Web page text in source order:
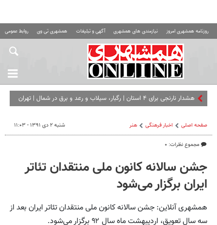
روزنامه همشهری امروز نیازمندی های همشهری آگهی و تبلیغات همشهری تی وی روابط عمومی
هشدار نارنجی برای ۴ استان | رگبار، سیلاب و رعد و برق در شمال | تهران
صفحه اصلی اخبار فرهنگی هنر
مجموع نظرات: ۰
شنبه ۲ دی ۱۳۹۱ - ۱۱:۰۳
جشن سالانه کانون ملی منتقدان تئا‌تر
ایران برگزار می‌شود
همشهری آنلاین: جشن سالانه کانون ملی منتقدان تئا‌تر ایران بعد از
سه سال تعویق، اردیبهشت ماه سال ۹۲ برگزار می‌شود.